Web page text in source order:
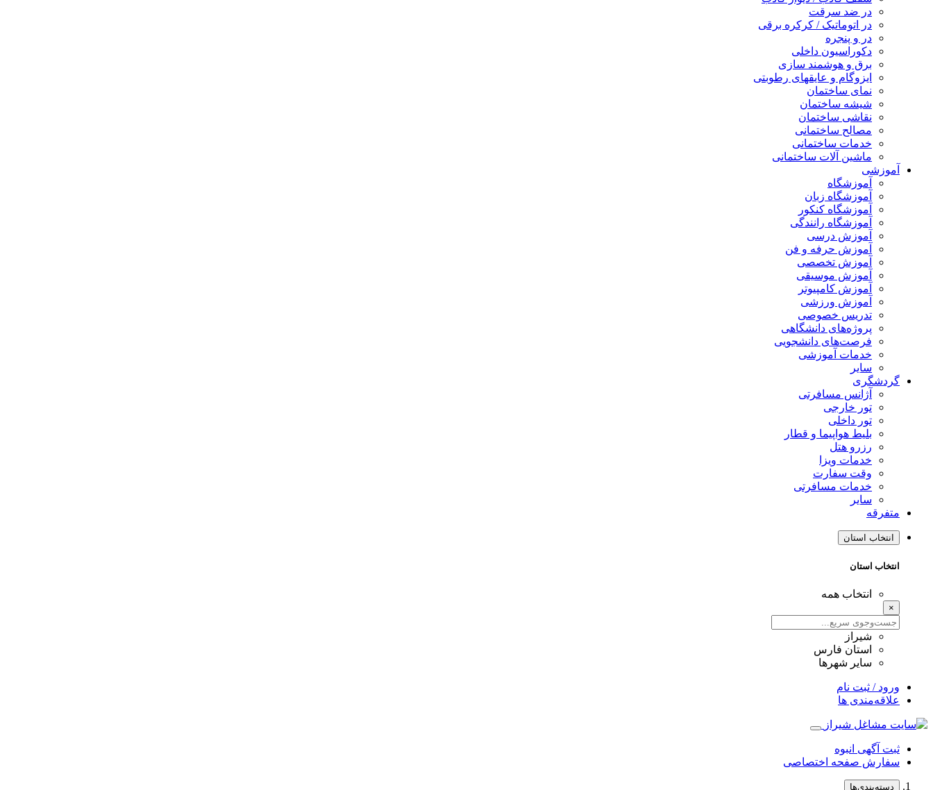
در ضد سرقت
در اتوماتیک / کرکره برقی
در و پنجره
دکوراسیون داخلی
برق و هوشمند سازی
ایزوگام و عایقهای رطوبتی
نمای ساختمان
شیشه ساختمان
نقاشی ساختمان
مصالح ساختمانی
خدمات ساختمانی
ماشین آلات ساختمانی
آموزشی
آموزشگاه
آموزشگاه زبان
آموزشگاه کنکور
آموزشگاه رانندگی
آموزش درسی
آموزش حرفه و فن
آموزش تخصصی
آموزش موسیقی
آموزش کامپیوتر
آموزش ورزشی
تدریس خصوصی
پروژه‌های دانشگاهی
فرصت‌های دانشجویی
خدمات آموزشی
سایر
گردشگری
آژانس مسافرتی
تور خارجی
تور داخلی
بلیط هواپیما و قطار
رزرو هتل
خدمات ویزا
وقت سفارت
خدمات مسافرتی
سایر
متفرقه
انتخاب استان
انتخاب استان
انتخاب همه
×
شیراز
استان فارس
سایر شهرها
ورود / ثبت نام
علاقه‌مندی ها
ثبت آگهی انبوه
سفارش صفحه اختصاصی
دسته‌بندی‌ها